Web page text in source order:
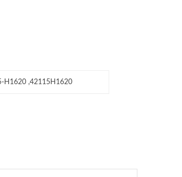
H1620 ,42115H1620